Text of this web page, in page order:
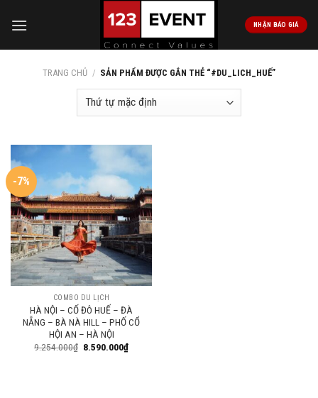
NHẬN BÁO GIÁ
TRANG CHỦ / SẢN PHẨM ĐƯỢC GẮN THẺ “#DU_LICH_HUẾ”
-7%
COMBO DU LỊCH
HÀ NỘI – CỐ ĐÔ HUẾ – ĐÀ
NẴNG – BÀ NÀ HILL – PHỐ CỔ
HỘI AN – HÀ NỘI
9.254.000₫ 8.590.000₫